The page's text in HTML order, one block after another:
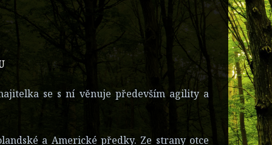
se s ní věnuje především agility a
a Americké předky. Ze strany otce